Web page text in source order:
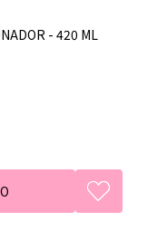
- 420 ML